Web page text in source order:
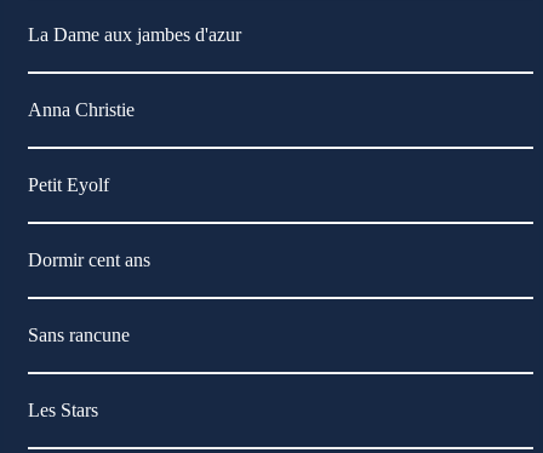
La Dame aux jambes d'azur
Anna Christie
Petit Eyolf
Dormir cent ans
Sans rancune
Les Stars